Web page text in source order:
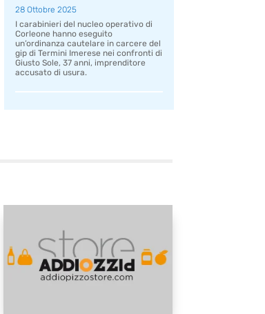
28 Ottobre 2025
I carabinieri del nucleo operativo di
Corleone hanno eseguito
un’ordinanza cautelare in carcere del
gip di Termini Imerese nei confronti di
Giusto Sole, 37 anni, imprenditore
accusato di usura.